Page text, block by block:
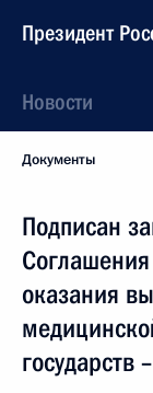
Президент
Новости
Документы
Подписан
Соглашения
оказания
государств